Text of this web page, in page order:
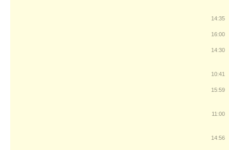
14:35
16:00
14:30
10:41
15:59
11:00
14:56